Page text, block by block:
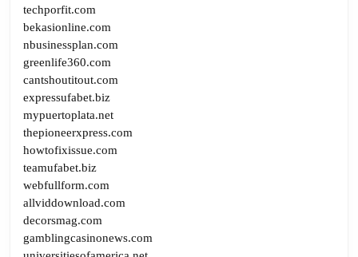
techporfit.com
bekasionline.com
nbusinessplan.com
greenlife360.com
cantshoutitout.com
expressufabet.biz
mypuertoplata.net
thepioneerxpress.com
howtofixissue.com
teamufabet.biz
webfullform.com
allviddownload.com
decorsmag.com
gamblingcasinonews.com